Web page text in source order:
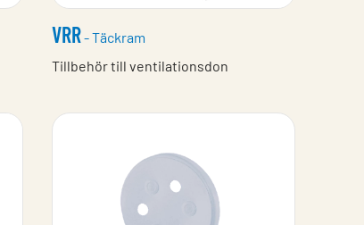
VRR- Täckram
Tillbehör till ventilationsdon